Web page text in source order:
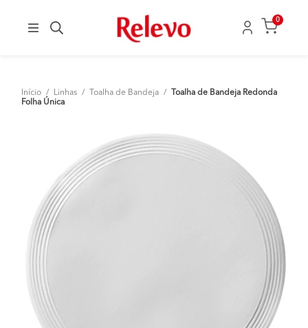
0
Início / Linhas / Toalha de Bandeja /
Toalha de Bandeja Redonda
Folha Única